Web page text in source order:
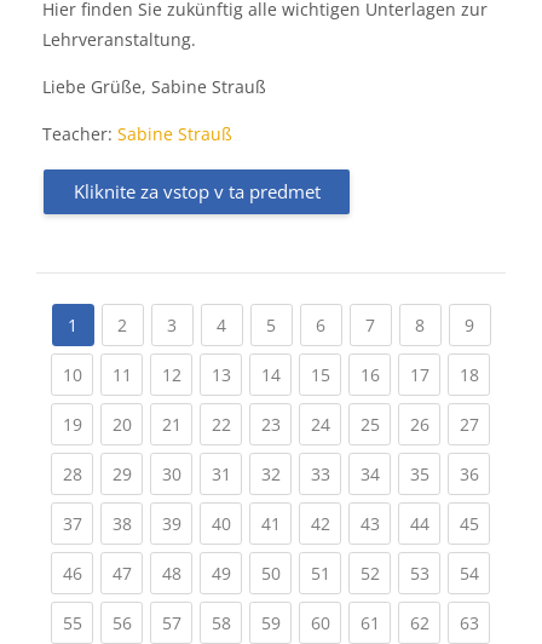
Hier finden Sie zukünftig alle wichtigen Unterlagen zur
Lehrveranstaltung.
Liebe Grüße, Sabine Strauß
Teacher: Sabine Strauß
Kliknite za vstop v ta predmet
1 2 (current)
3 (current)
4(current)
5 (current)
6(current)
7(current)
8(current)
9(current)
10(current)
11 (current)
12(current)
13(current)
14(current)
15(current)
16(current)
17(current)
18
19(current)
20(current)
21 (current)
22(current)
23(current)
24(current)
25(current)
26(current)
27
28(current)
29(current)
30(current)
31 (current)
32(current)
33(current)
34(current)
35(current)
36
37(current)
38(current)
39(current)
40(current)
41 (current)
42(current)
43(current)
44(current)
45
46(current)
47(current)
48(current)
49(current)
50(current)
51 (current)
52(current)
53(current)
54
55(current)
56(current)
57(current)
58(current)
59(current)
60(current)
61 (current)
62(current)
63